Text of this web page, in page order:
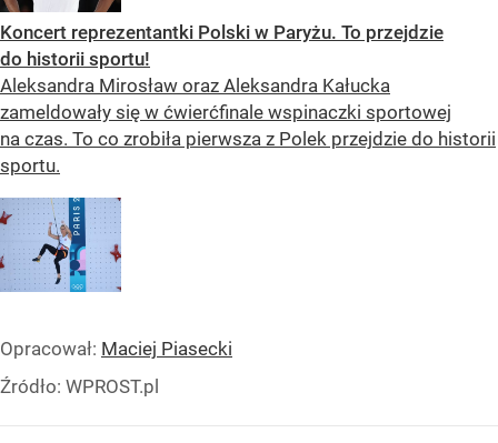
Koncert reprezentantki Polski w Paryżu. To przejdzie
do historii sportu!
Aleksandra Mirosław oraz Aleksandra Kałucka
zameldowały się w ćwierćfinale wspinaczki sportowej
na czas. To co zrobiła pierwsza z Polek przejdzie do historii
sportu.
Opracował: Maciej Piasecki
Źródło: WPROST.pl